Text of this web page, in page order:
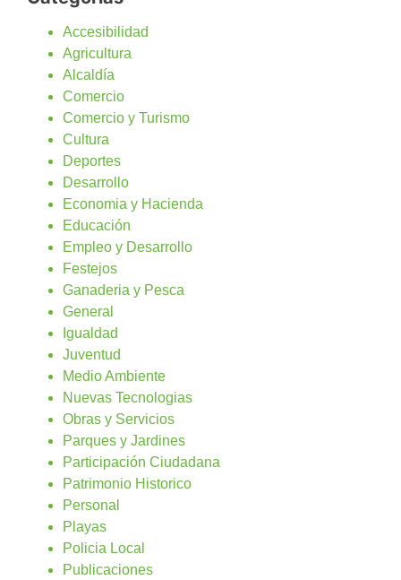
Accesibilidad
Agricultura
Alcaldía
Comercio
Comercio y Turismo
Cultura
Deportes
Desarrollo
Economia y Hacienda
Educación
Empleo y Desarrollo
Festejos
Ganaderia y Pesca
General
Igualdad
Juventud
Medio Ambiente
Nuevas Tecnologias
Obras y Servicios
Parques y Jardines
Participación Ciudadana
Patrimonio Historico
Personal
Playas
Policia Local
Publicaciones